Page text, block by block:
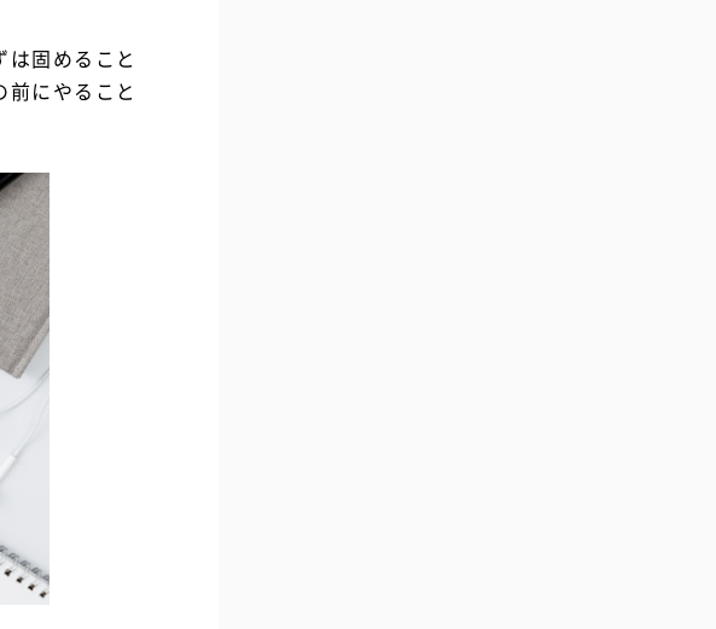
固めること
にやること